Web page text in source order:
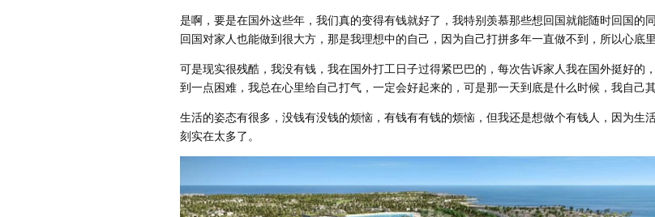
是啊，要是在国外这些年，我们真的变得有钱就好了，我特别羡慕那些想回国就能随时回国的
回国对家人也能做到很大方，那是我理想中的自己，因为自己打拼多年一直做不到，所以心底里
可是现实很残酷，我没有钱，我在国外打工日子过得紧巴巴的，每次告诉家人我在国外挺好的
到一点困难，我总在心里给自己打气，一定会好起来的，可是那一天到底是什么时候，我自己其
生活的姿态有很多，没钱有没钱的烦恼，有钱有有钱的烦恼，但我还是想做个有钱人，因为生
刻实在太多了。